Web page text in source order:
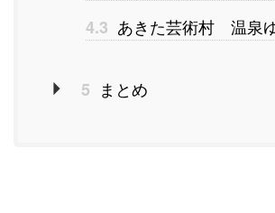
4.3 あきた芸術村 温泉
5 まとめ